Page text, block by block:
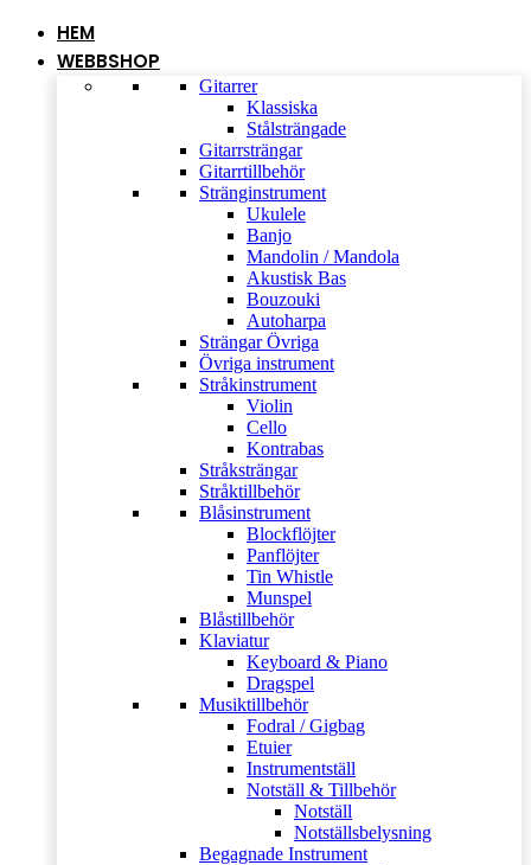
HEM
WEBBSHOP
Gitarrer
Klassiska
Stålsträngade
Gitarrsträngar
Gitarrtillbehör
Stränginstrument
Ukulele
Banjo
Mandolin / Mandola
Akustisk Bas
Bouzouki
Autoharpa
Strängar Övriga
Övriga instrument
Stråkinstrument
Violin
Cello
Kontrabas
Stråksträngar
Stråktillbehör
Blåsinstrument
Blockflöjter
Panflöjter
Tin Whistle
Munspel
Blåstillbehör
Klaviatur
Keyboard & Piano
Dragspel
Musiktillbehör
Fodral / Gigbag
Etuier
Instrumentställ
Notställ & Tillbehör
Notställ
Notställsbelysning
Begagnade Instrument